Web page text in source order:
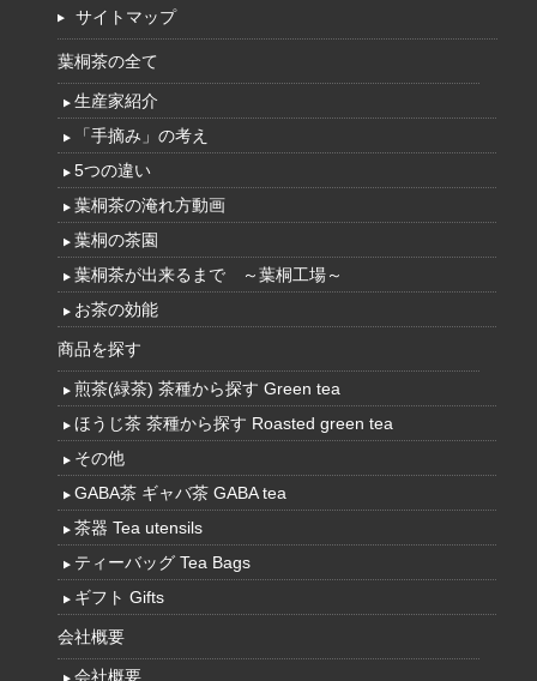
サイトマップ
葉桐茶の全て
生産家紹介
「手摘み」の考え
5つの違い
葉桐茶の淹れ方動画
葉桐の茶園
葉桐茶が出来るまで ～葉桐工場～
お茶の効能
商品を探す
煎茶(緑茶) 茶種から探す Green tea
ほうじ茶 茶種から探す Roasted green tea
その他
GABA茶 ギャバ茶 GABA tea
茶器 Tea utensils
ティーバッグ Tea Bags
ギフト Gifts
会社概要
会社概要